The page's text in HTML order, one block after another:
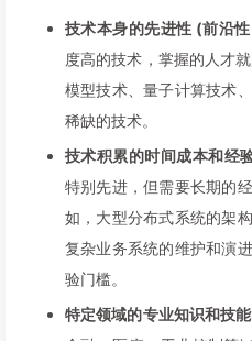
技术本身的先进性 (前沿
度高的技术，掌握的人才
模型技术、量子计算技术
稀缺的技术。
技术积累的时间成本和经
特别先进，但需要长期的
如，大型分布式系统的架
复杂业务系统的维护和演
验门槛。
特定领域的专业知识和技